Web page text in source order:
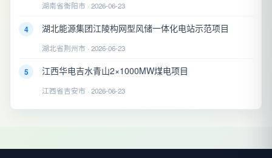
湖南省衡阳市 · 2026-06-23
4 湖北能源集团江陵构网型风储一体化电站示范项目
湖北省荆州市 · 2026-06-23
5 江西华电吉水青山2×1000MW煤电项目
江西省吉安市 · 2026-06-23